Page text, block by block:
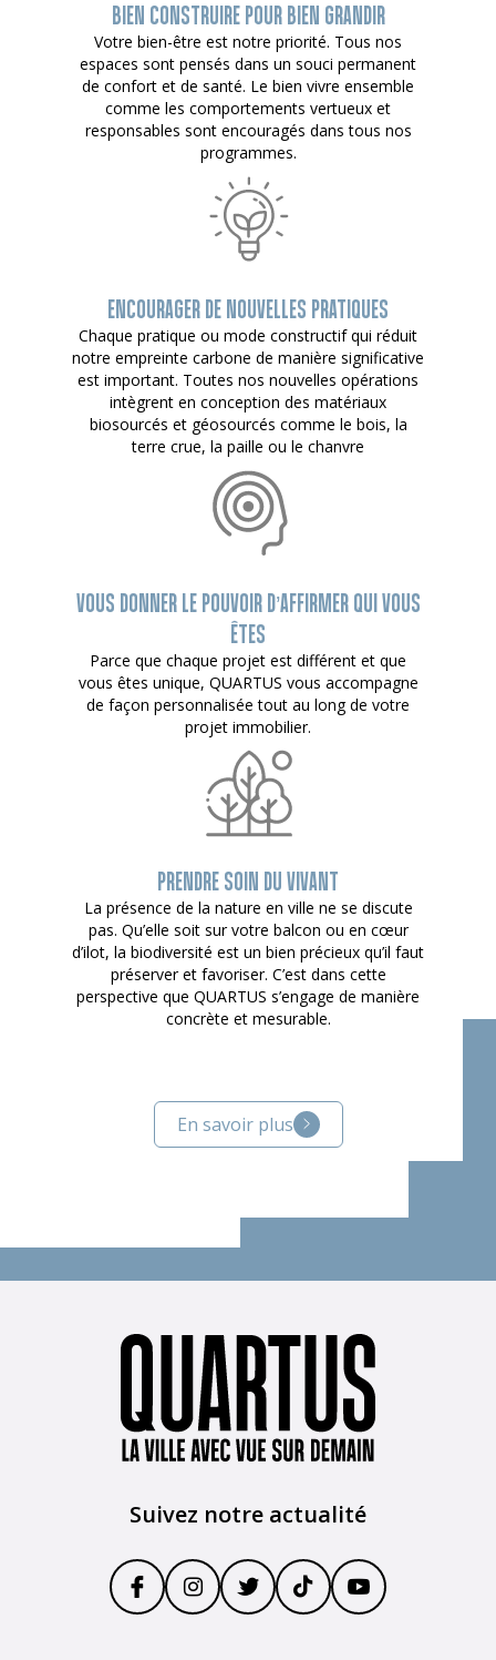
BIEN CONSTRUIRE POUR BIEN GRANDIR
Votre bien-être est notre priorité. Tous nos
espaces sont pensés dans un souci permanent
de confort et de santé. Le bien vivre ensemble
comme les comportements vertueux et
responsables sont encouragés dans tous nos
programmes.
ENCOURAGER DE NOUVELLES PRATIQUES
Chaque pratique ou mode constructif qui réduit
notre empreinte carbone de manière significative
est important. Toutes nos nouvelles opérations
intègrent en conception des matériaux
biosourcés et géosourcés comme le bois, la
terre crue, la paille ou le chanvre
VOUS DONNER LE POUVOIR D’AFFIRMER QUI VOUS
ÊTES
Parce que chaque projet est différent et que
vous êtes unique, QUARTUS vous accompagne
de façon personnalisée tout au long de votre
projet immobilier.
PRENDRE SOIN DU VIVANT
La présence de la nature en ville ne se discute
pas. Qu’elle soit sur votre balcon ou en cœur
d’ilot, la biodiversité est un bien précieux qu’il faut
préserver et favoriser. C’est dans cette
perspective que QUARTUS s’engage de manière
concrète et mesurable.
En savoir plus
Suivez notre actualité